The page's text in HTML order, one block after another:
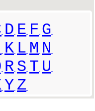
D E F G
K L M N
RS T U
YZ